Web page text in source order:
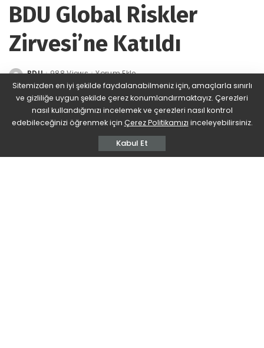
BDU Global Riskler
Zirvesi’ne Katıldı
Posted
by
BDU 988 Views Yorum Ekle
Sitemizden en iyi şekilde faydalanabilmeniz için, amaçlarla sınırlı
ve gizliliğe uygun şekilde çerez konumlandırmaktayız. Çerezleri
nasıl kullandığımızı incelemek ve çerezleri nasıl kontrol
edebileceğinizi öğrenmek için Çerez Politikamızı inceleyebilirsiniz.
Kabul Et